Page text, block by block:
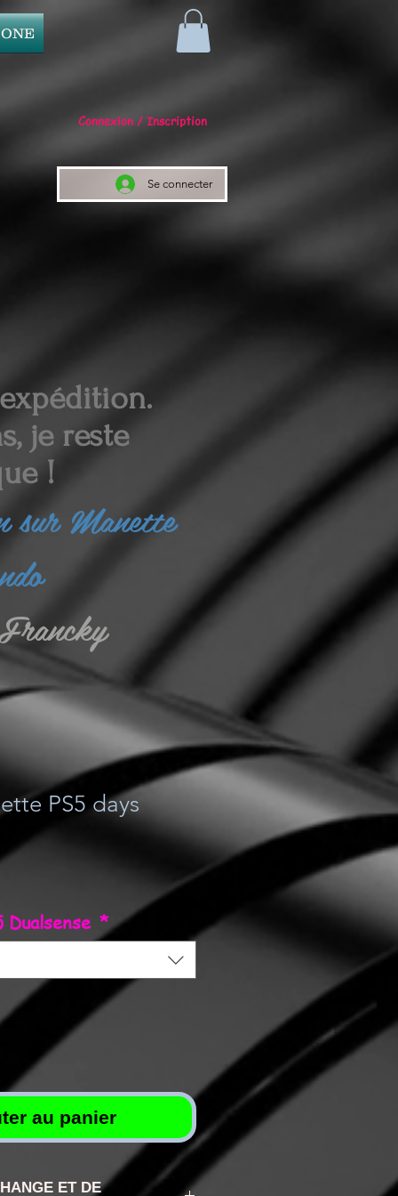
Connexion / Inscription
Se connecter
je reste
!
sur Manette
PS5 days
Dualsense *
au panier
ET DE